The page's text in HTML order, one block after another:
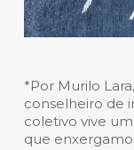
*Por Murilo
conselheiro de
coletivo vive
que